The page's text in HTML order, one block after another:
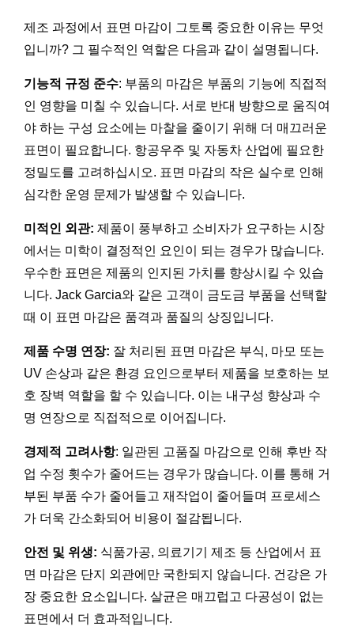
제조 과정에서 표면 마감이 그토록 중요한 이유는 무엇
입니까? 그 필수적인 역할은 다음과 같이 설명됩니다.
기능적 규정 준수: 부품의 마감은 부품의 기능에 직접적
인 영향을 미칠 수 있습니다. 서로 반대 방향으로 움직여
야 하는 구성 요소에는 마찰을 줄이기 위해 더 매끄러운
표면이 필요합니다. 항공우주 및 자동차 산업에 필요한
정밀도를 고려하십시오. 표면 마감의 작은 실수로 인해
심각한 운영 문제가 발생할 수 있습니다.
미적인 외관: 제품이 풍부하고 소비자가 요구하는 시장
에서는 미학이 결정적인 요인이 되는 경우가 많습니다.
우수한 표면은 제품의 인지된 가치를 향상시킬 수 있습
니다. Jack Garcia와 같은 고객이 금도금 부품을 선택할
때 이 표면 마감은 품격과 품질의 상징입니다.
제품 수명 연장: 잘 처리된 표면 마감은 부식, 마모 또는
UV 손상과 같은 환경 요인으로부터 제품을 보호하는 보
호 장벽 역할을 할 수 있습니다. 이는 내구성 향상과 수
명 연장으로 직접적으로 이어집니다.
경제적 고려사항: 일관된 고품질 마감으로 인해 후반 작
업 수정 횟수가 줄어드는 경우가 많습니다. 이를 통해 거
부된 부품 수가 줄어들고 재작업이 줄어들며 프로세스
가 더욱 간소화되어 비용이 절감됩니다.
안전 및 위생: 식품가공, 의료기기 제조 등 산업에서 표
면 마감은 단지 외관에만 국한되지 않습니다. 건강은 가
장 중요한 요소입니다. 살균은 매끄럽고 다공성이 없는
표면에서 더 효과적입니다.